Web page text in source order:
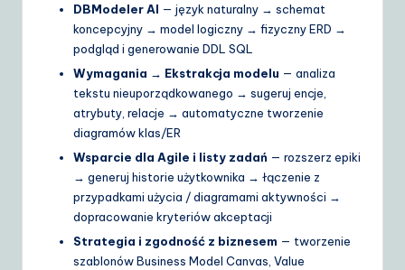
DBModeler AI — język naturalny → schemat
koncepcyjny → model logiczny → fizyczny ERD →
podgląd i generowanie DDL SQL
Wymagania → Ekstrakcja modelu — analiza
tekstu nieuporządkowanego → sugeruj encje,
atrybuty, relacje → automatyczne tworzenie
diagramów klas/ER
Wsparcie dla Agile i listy zadań — rozszerz epiki
→ generuj historie użytkownika → łączenie z
przypadkami użycia / diagramami aktywności →
dopracowanie kryteriów akceptacji
Strategia i zgodność z biznesem — tworzenie
szablonów Business Model Canvas, Value